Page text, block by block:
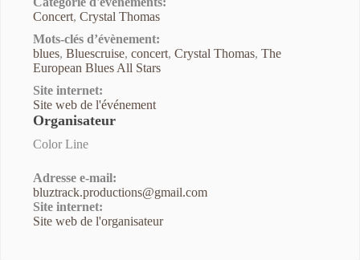
Concert, Crystal Thomas
Mots-clés d’évènement:
blues, Bluescruise, concert, Crystal Thomas, The
European Blues All Stars
Site internet:
Site web de l'événement
Organisateur
Color Line
Adresse e-mail:
bluztrack.productions@gmail.com
Site internet:
Site web de l'organisateur